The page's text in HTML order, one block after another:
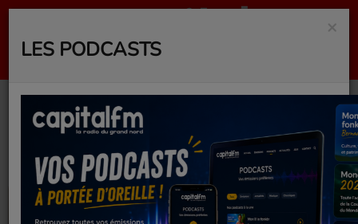
Actualités
×
LES PODCASTS